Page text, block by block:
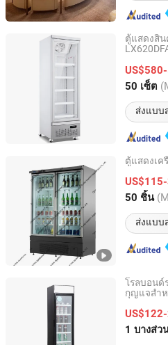
ตู้แสดงสิน
50 เซ็ต
ส่งแบบ
Guangdong Double Cold
Guangdong, China
ตู้แสดงเค
50 ชิ้น
ส่งแบบ
Qingdao Yunlei Electric
Shandong, China
โรลบอนด์
กุญแจสำห
1 บางส่ว
Hangzhou Ruiqi Technology
Zhejiang, China อัต